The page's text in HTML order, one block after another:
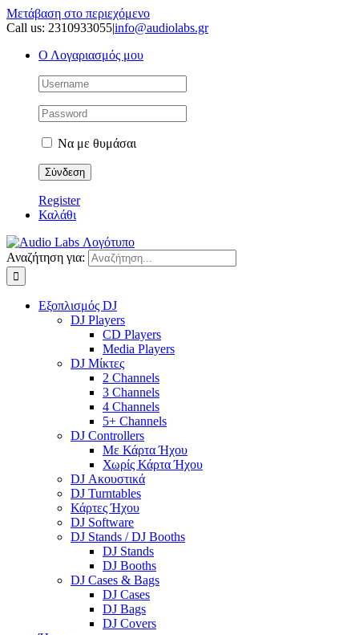
Μετάβαση στο περιεχόμενο
Call us: 2310933055|info@audiolabs.gr
Ο Λογαριασμός μου
Να με θυμάσαι
Register
Καλάθι
Αναζήτηση για:
Εξοπλισμός DJ
DJ Players
CD Players
Media Players
DJ Μίκτες
2 Channels
3 Channels
4 Channels
5+ Channels
DJ Controllers
Με Κάρτα Ήχου
Χωρίς Κάρτα Ήχου
DJ Ακουστικά
DJ Turntables
Κάρτες Ήχου
DJ Software
DJ Stands / DJ Booths
DJ Stands
DJ Booths
DJ Cases & Bags
DJ Cases
DJ Bags
DJ Covers